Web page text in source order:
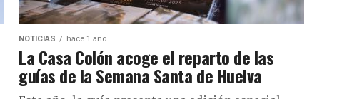
NOTICIAS hace 1 año
La Casa Colón acoge el reparto de las
guías de la Semana Santa de Huelva